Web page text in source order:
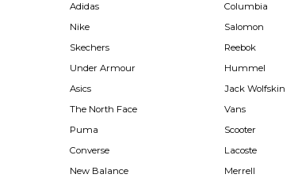
Adidas
Nike
Skechers
Under Armour
Asics
The North Face
Puma
Converse
New Balance
Columbia
Salomon
Reebok
Hummel
Jack Wolfskin
Vans
Scooter
Lacoste
Merrell